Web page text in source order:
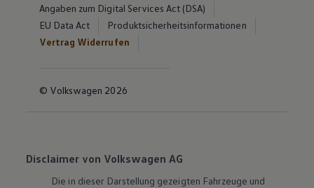
Angaben zum Digital Services Act (DSA)
EU Data Act
Produktsicherheitsinformationen
Vertrag Widerrufen
© Volkswagen 2026
Disclaimer von Volkswagen AG
Die in dieser Darstellung gezeigten Fahrzeuge und